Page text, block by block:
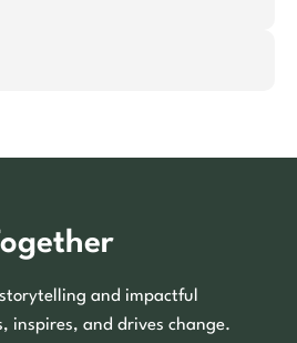
and impactful
inspires, and drives change.